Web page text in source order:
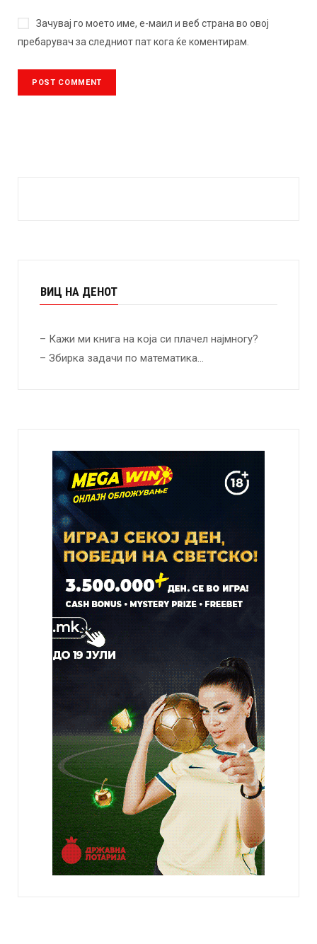
Зачувај го моето име, е-маил и веб страна во овој
пребарувач за следниот пат кога ќе коментирам.
ВИЦ НА ДЕНОТ
– Кажи ми книга на која си плачел најмногу?
– Збирка задачи по математика…